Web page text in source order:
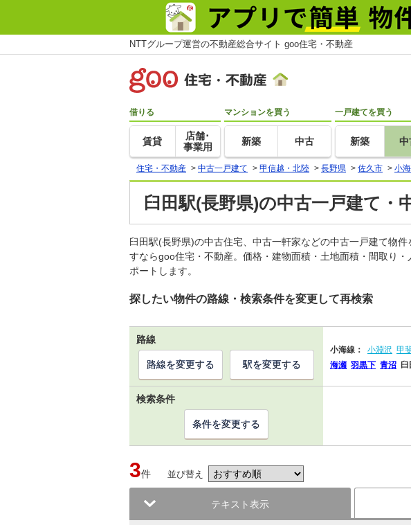
NTTグループ運営の不動産総合サイト goo住宅・不動産
借りる
賃貸
店舗･
事業用
マンションを買う
新築 中古
一戸建てを買う
新築 中
住宅・不動産 > 中古一戸建て > 甲信越・北陸 > 長野県 > 佐久市 > 小
臼田駅(長野県)の中古一戸建て・
臼田駅(長野県)の中古住宅、中古一軒家などの中古一戸建て物
すならgoo住宅・不動産。価格・建物面積・土地面積・間取り
ポートします。
探したい物件の路線・検索条件を変更して再検索
路線
小海線： 小淵沢 甲
海瀬 羽黒下 青沼 臼
路線を変更する 駅を変更する
検索条件
条件を変更する
3件 並び替え
テキスト表示